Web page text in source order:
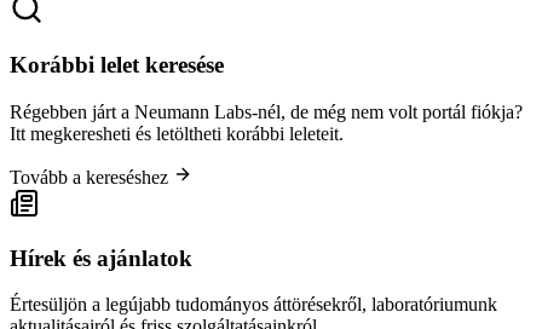
Korábbi lelet keresése
Régebben járt a Neumann Labs-nél, de még nem volt portál fiókja?
Itt megkeresheti és letöltheti korábbi leleteit.
Tovább a kereséshez
Hírek és ajánlatok
Értesüljön a legújabb tudományos áttörésekről, laboratóriumunk